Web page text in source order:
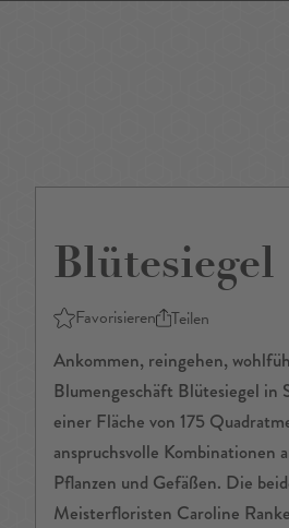
Blütesiegel
Favorisieren Teilen
Ankommen, reingehen,
Blumengeschäft Blütesiegel in
einer Fläche von 175
anspruchsvolle Kombinationen
Pflanzen und Gefäßen. Die
Meisterfloristen Caroline